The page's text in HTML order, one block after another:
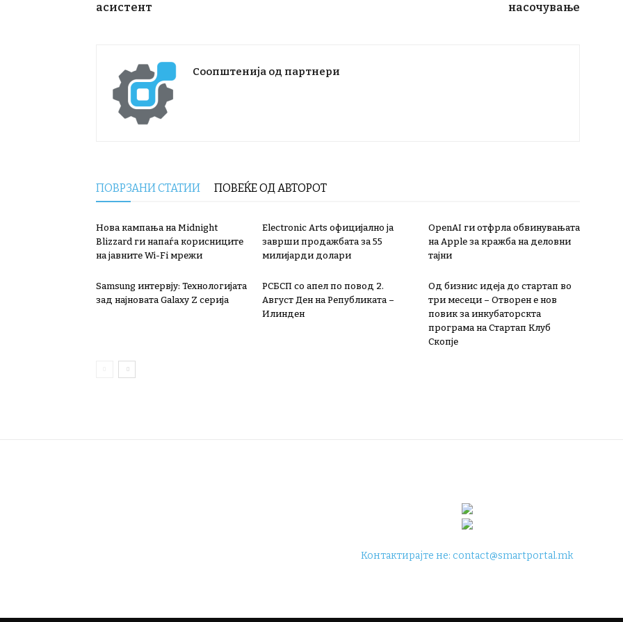
асистент
насочување
Соопштенија од партнери
ПОВРЗАНИ СТАТИИ ПОВЕЌЕ ОД АВТОРОТ
Нова кампања на Midnight
Blizzard ги напаѓа корисниците
на јавните Wi-Fi мрежи
Electronic Arts официјално ја
заврши продажбата за 55
милијарди долари
OpenAI ги отфрла обвинувањата
на Apple за кражба на деловни
тајни
Samsung интервју: Технологијата
зад најновата Galaxy Z серија
РСБСП со апел по повод 2.
Август Ден на Републиката –
Илинден
Од бизнис идеја до стартап во
три месеци – Отворен е нов
повик за инкубаторскта
програма на Стартап Клуб
Скопје
Контактирајте не:contact@smartportal.mk